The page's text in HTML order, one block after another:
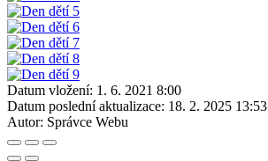
Datum vložení: 1. 6. 2021 8:00
Datum poslední aktualizace: 18. 2. 2025 13:53
Autor: Správce Webu